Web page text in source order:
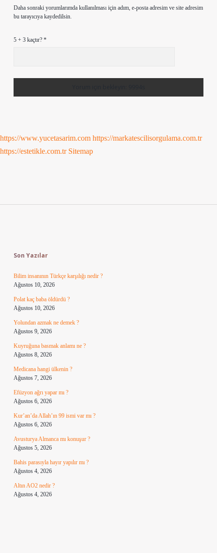
Daha sonraki yorumlarımda kullanılması için adım, e-posta adresim ve site adresim
bu tarayıcıya kaydedilsin.
5 + 3 kaçtır? *
https://www.yucetasarim.com https://markatescilisorgulama.com.tr
https://estetikle.com.tr Sitemap
Son Yazılar
Bilim insanının Türkçe karşılığı nedir ?
Ağustos 10, 2026
Polat kaç baba öldürdü ?
Ağustos 10, 2026
Yolundan azmak ne demek ?
Ağustos 9, 2026
Kuyruğuna basmak anlamı ne ?
Ağustos 8, 2026
Medicana hangi ülkenin ?
Ağustos 7, 2026
Efüzyon ağrı yapar mı ?
Ağustos 6, 2026
Kur’an’da Allah’ın 99 ismi var mı ?
Ağustos 6, 2026
Avusturya Almanca mı konuşur ?
Ağustos 5, 2026
Bahis parasıyla hayır yapılır mı ?
Ağustos 4, 2026
Altın AO2 nedir ?
Ağustos 4, 2026